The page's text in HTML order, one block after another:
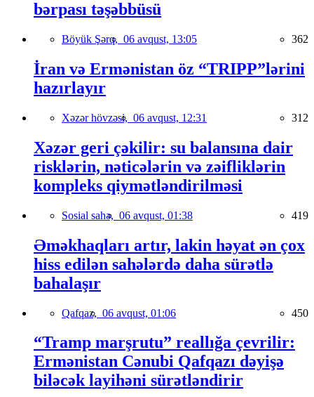
bərpası təşəbbüsü
Böyük Şərq, 06 avqust, 13:05 362
İran və Ermənistan öz “TRIPP”lərini
hazırlayır
Xəzər hövzəsi, 06 avqust, 12:31 312
Xəzər geri çəkilir: su balansına dair
risklərin, nəticələrin və zəifliklərin
kompleks qiymətləndirilməsi
Sosial sahə, 06 avqust, 01:38 419
Əməkhaqları artır, lakin həyat ən çox
hiss edilən sahələrdə daha sürətlə
bahalaşır
Qafqaz, 06 avqust, 01:06 450
“Tramp marşrutu” reallığa çevrilir:
Ermənistan Cənubi Qafqazı dəyişə
biləcək layihəni sürətləndirir